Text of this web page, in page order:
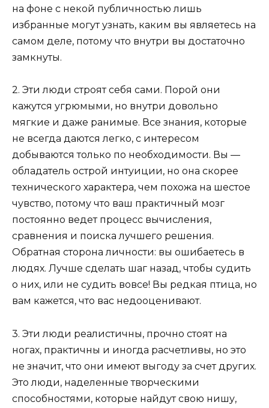
на фоне с некой публичностью лишь
избранные могут узнать, каким вы являетесь на
самом деле, потому что внутри вы достаточно
замкнуты.
2. Эти люди строят себя сами. Порой они
кажутся угрюмыми, но внутри довольно
мягкие и даже ранимые. Все знания, которые
не всегда даются легко, с интересом
добываются только по необходимости. Вы —
обладатель острой интуиции, но она скорее
технического характера, чем похожа на шестое
чувство, потому что ваш практичный мозг
постоянно ведет процесс вычисления,
сравнения и поиска лучшего решения.
Обратная сторона личности: вы ошибаетесь в
людях. Лучше сделать шаг назад, чтобы судить
о них, или не судить вовсе! Вы редкая птица, но
вам кажется, что вас недооценивают.
3. Эти люди реалистичны, прочно стоят на
ногах, практичны и иногда расчетливы, но это
не значит, что они имеют выгоду за счет других.
Это люди, наделенные творческими
способностями, которые найдут свою нишу,